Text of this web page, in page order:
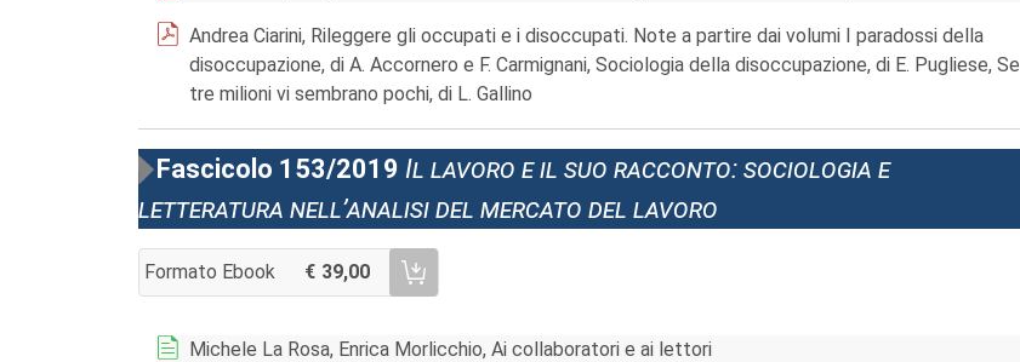
Andrea Ciarini, Rileggere gli occupati e i disoccupati. Note a partire dai volumi I paradossi della
disoccupazione, di A. Accornero e F. Carmignani, Sociologia della disoccupazione, di E. Pugliese, Se
tre milioni vi sembrano pochi, di L. Gallino
Fascicolo 153/2019 Il lavoro e il suo racconto: sociologia e
letteratura nell’analisi del mercato del lavoro
Formato Ebook 39,00
AGGIUNGI AL CARRELLO FASCICOLO 153/2019
Michele La Rosa, Enrica Morlicchio, Ai collaboratori e ai lettori